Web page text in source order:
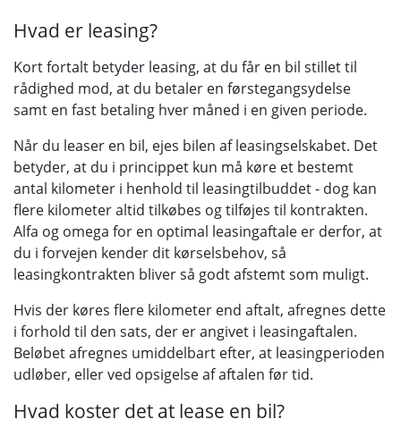
Hvad er leasing?
Kort fortalt betyder leasing, at du får en bil stillet til
rådighed mod, at du betaler en førstegangsydelse
samt en fast betaling hver måned i en given periode.
Når du leaser en bil, ejes bilen af leasingselskabet. Det
betyder, at du i princippet kun må køre et bestemt
antal kilometer i henhold til leasingtilbuddet - dog kan
flere kilometer altid tilkøbes og tilføjes til kontrakten.
Alfa og omega for en optimal leasingaftale er derfor, at
du i forvejen kender dit kørselsbehov, så
leasingkontrakten bliver så godt afstemt som muligt.
Hvis der køres flere kilometer end aftalt, afregnes dette
i forhold til den sats, der er angivet i leasingaftalen.
Beløbet afregnes umiddelbart efter, at leasingperioden
udløber, eller ved opsigelse af aftalen før tid.
Hvad koster det at lease en bil?